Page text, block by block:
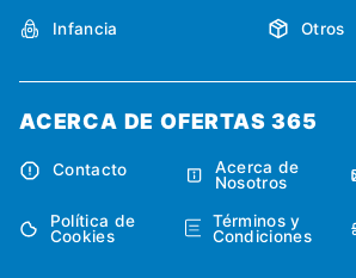
Infancia Otros
ACERCA DE OFERTAS 365
Contacto
Acerca de
Nosotros
Política de
Cookies
Términos y
Condiciones